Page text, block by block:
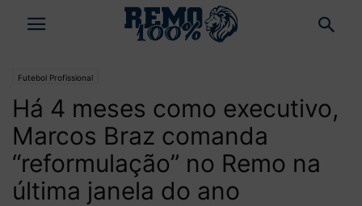
Futebol Profissional
Há 4 meses como executivo,
Marcos Braz comanda
“reformulação” no Remo na
última janela do ano